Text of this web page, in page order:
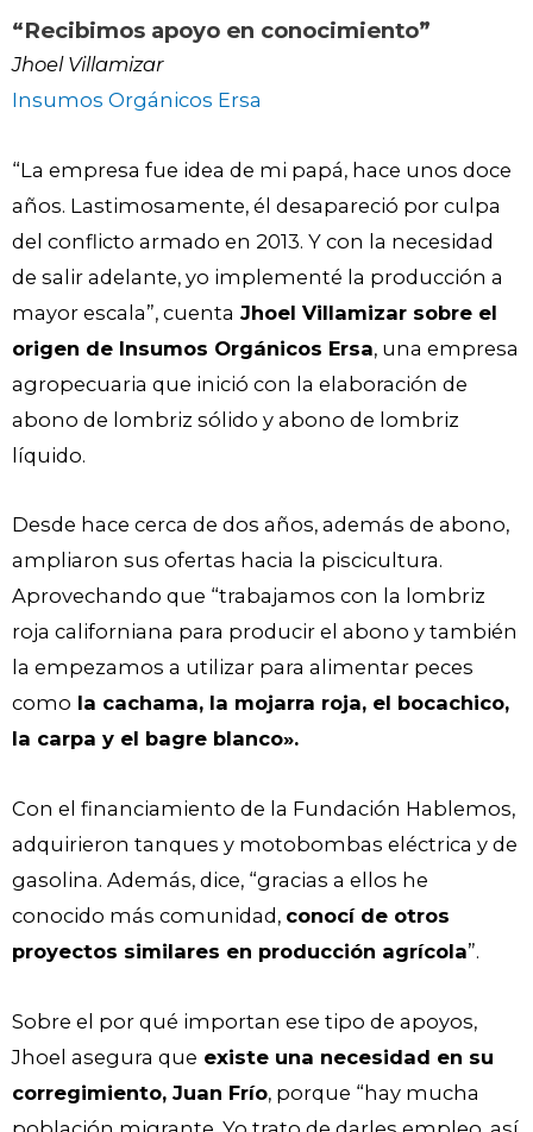
“Recibimos apoyo en conocimiento”
Jhoel Villamizar
Insumos Orgánicos Ersa
“La empresa fue idea de mi papá, hace unos doce
años. Lastimosamente, él desapareció por culpa
del conflicto armado en 2013. Y con la necesidad
de salir adelante, yo implementé la producción a
mayor escala”, cuenta Jhoel Villamizar sobre el
origen de Insumos Orgánicos Ersa, una empresa
agropecuaria que inició con la elaboración de
abono de lombriz sólido y abono de lombriz
líquido.
Desde hace cerca de dos años, además de abono,
ampliaron sus ofertas hacia la piscicultura.
Aprovechando que “trabajamos con la lombriz
roja californiana para producir el abono y también
la empezamos a utilizar para alimentar peces
como la cachama, la mojarra roja, el bocachico,
la carpa y el bagre blanco».
Con el financiamiento de la Fundación Hablemos,
adquirieron tanques y motobombas eléctrica y de
gasolina. Además, dice, “gracias a ellos he
conocido más comunidad, conocí de otros
proyectos similares en producción agrícola”.
Sobre el por qué importan ese tipo de apoyos,
Jhoel asegura que existe una necesidad en su
corregimiento, Juan Frío, porque “hay mucha